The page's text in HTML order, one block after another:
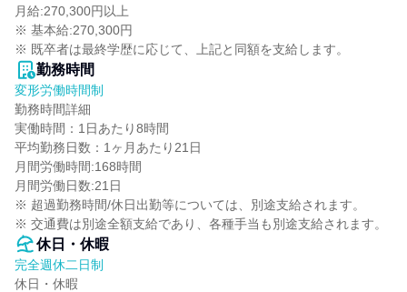
月給:270,300円以上
※ 基本給:270,300円
※ 既卒者は最終学歴に応じて、上記と同額を支給します。
勤務時間
変形労働時間制
勤務時間詳細
実働時間：1日あたり8時間
平均勤務日数：1ヶ月あたり21日
月間労働時間:168時間
月間労働日数:21日
※ 超過勤務時間/休日出勤等については、別途支給されます。
※ 交通費は別途全額支給であり、各種手当も別途支給されます。
休日・休暇
完全週休二日制
休日・休暇